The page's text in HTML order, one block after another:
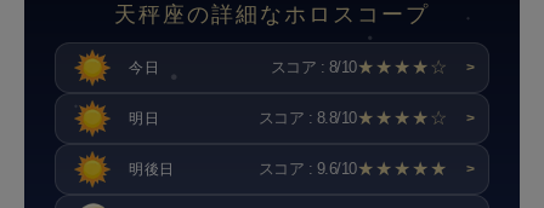
天秤座の詳細なホロスコープ
今日 スコア : 8/10★★★★☆ >
明日 スコア : 8.8/10★★★★☆ >
明後日 スコア : 9.6/10★★★★★ >